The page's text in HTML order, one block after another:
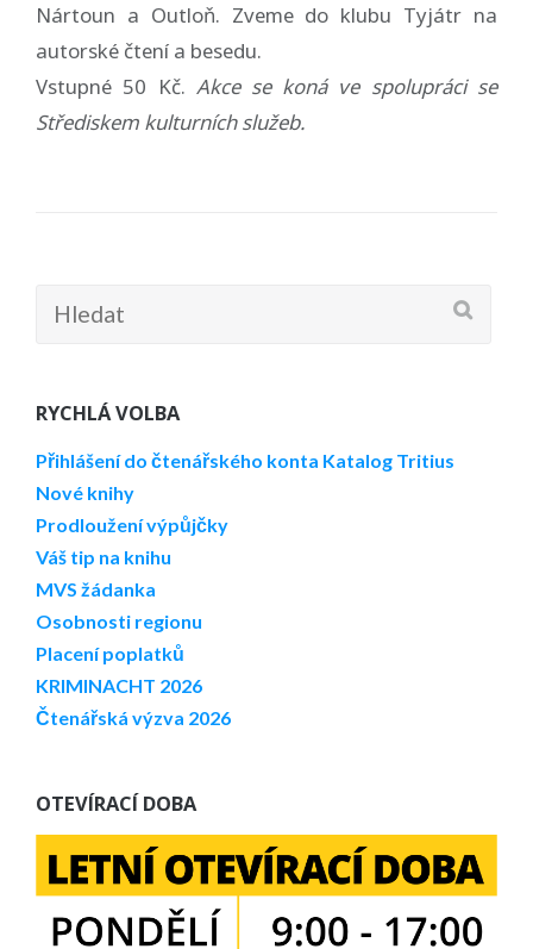
Nártoun a Outloň. Zveme do klubu Tyjátr na
autorské čtení a besedu.
Vstupné 50 Kč. Akce se koná ve spolupráci se
Střediskem kulturních služeb.
Hledat:
RYCHLÁ VOLBA
Přihlášení do čtenářského konta Katalog Tritius
Nové knihy
Prodloužení výpůjčky
Váš tip na knihu
MVS žádanka
Osobnosti regionu
Placení poplatků
KRIMINACHT 2026
Čtenářská výzva 2026
OTEVÍRACÍ DOBA